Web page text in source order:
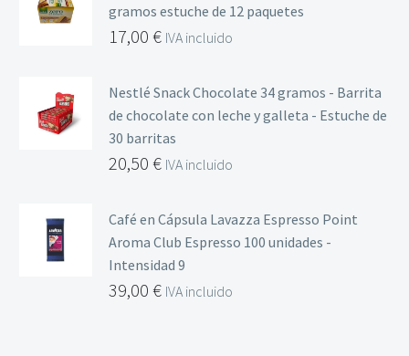
gramos estuche de 12 paquetes
17,00 € IVA incluido
Nestlé Snack Chocolate 34 gramos - Barrita
de chocolate con leche y galleta - Estuche de
30 barritas
20,50 € IVA incluido
Café en Cápsula Lavazza Espresso Point
Aroma Club Espresso 100 unidades -
Intensidad 9
39,00 € IVA incluido